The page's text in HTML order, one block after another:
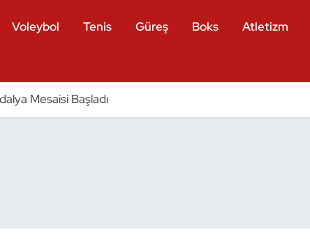
Voleybol Tenis Güreş Boks Atletizm
Mesaisi Başladı